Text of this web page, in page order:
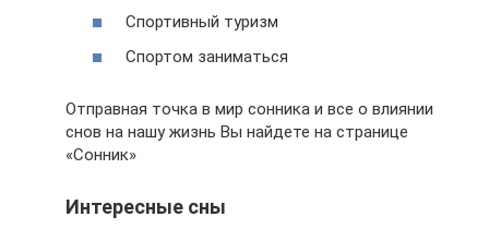
Спортивный туризм
Спортом заниматься
Отправная точка в мир сонника и все о влиянии
снов на нашу жизнь Вы найдете на странице
«Сонник»
Интересные сны